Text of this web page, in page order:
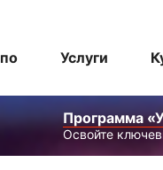
Услуги
Программа
Освойте